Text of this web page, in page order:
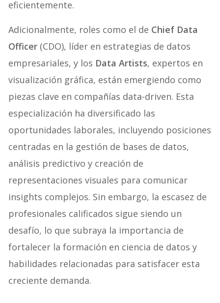
eficientemente.
Adicionalmente, roles como el de Chief Data
Officer (CDO), líder en estrategias de datos
empresariales, y los Data Artists, expertos en
visualización gráfica, están emergiendo como
piezas clave en compañías data-driven. Esta
especialización ha diversificado las
oportunidades laborales, incluyendo posiciones
centradas en la gestión de bases de datos,
análisis predictivo y creación de
representaciones visuales para comunicar
insights complejos. Sin embargo, la escasez de
profesionales calificados sigue siendo un
desafío, lo que subraya la importancia de
fortalecer la formación en ciencia de datos y
habilidades relacionadas para satisfacer esta
creciente demanda.